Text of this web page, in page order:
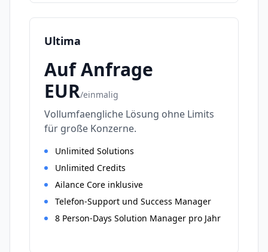
Ultima
Auf Anfrage
EUR/einmalig
Vollumfaengliche Lösung ohne Limits
für große Konzerne.
Unlimited Solutions
Unlimited Credits
Ailance Core inklusive
Telefon-Support und Success Manager
8 Person-Days Solution Manager pro Jahr